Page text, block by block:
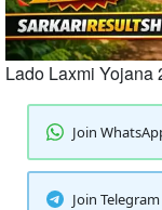
Lado Laxmi Yojana
Join
Join Telegram